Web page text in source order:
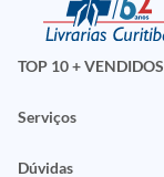
TOP 10 + VENDIDOS
Serviços
Dúvidas